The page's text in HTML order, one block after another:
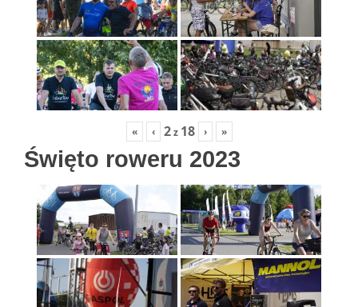
« ‹ 2z 18 › »
Święto roweru 2023